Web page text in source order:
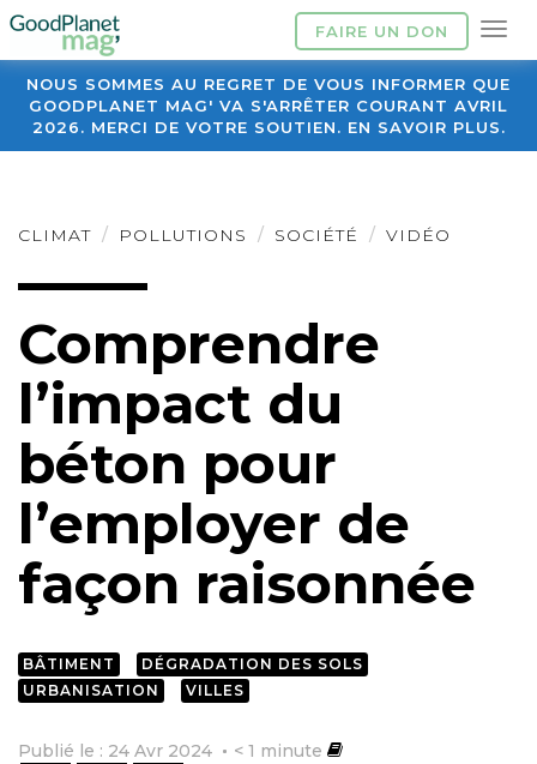
FAIRE UN DON
NOUS SOMMES AU REGRET DE VOUS INFORMER QUE
GOODPLANET MAG' VA S'ARRÊTER COURANT AVRIL
2026. MERCI DE VOTRE SOUTIEN. EN SAVOIR PLUS.
CLIMAT POLLUTIONS SOCIÉTÉ VIDÉO
Comprendre
l’impact du
béton pour
l’employer de
façon raisonnée
BÂTIMENT
DÉGRADATION DES SOLS
URBANISATION
VILLES
Publié le : 24 Avr 2024 < 1 minute